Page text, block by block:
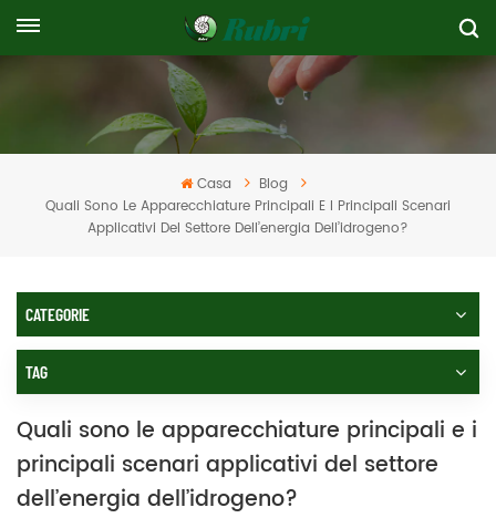
Casa
Blog
Quali Sono Le Apparecchiature Principali E I Principali Scenari
Applicativi Del Settore Dell’energia Dell’idrogeno?
CATEGORIE
TAG
Quali sono le apparecchiature principali e i
principali scenari applicativi del settore
dell’energia dell’idrogeno?